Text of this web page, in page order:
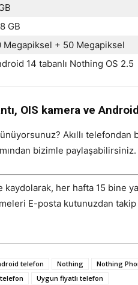
GB
Megapiksel + 50 Megapiksel
14 tabanlı Nothing OS 2.5
OIS kamera ve
Akıllı
bizimle paylaşabilirsiniz.
her hafta 15 bine
E-posta kutunuzdan
telefon Nothing Nothing
Uygun fiyatlı telefon